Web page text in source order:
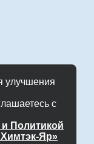
улучшения
с
Политикой
Яр»